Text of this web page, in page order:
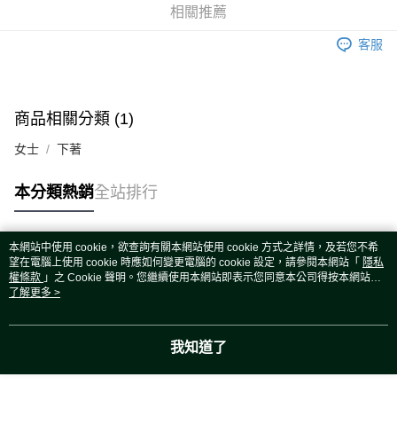
宅配(外島)
每筆NT$120，滿NT$5,000(含以上)免運費
相關推薦
客服
商品相關分類 (1)
女士 下著
本分類熱銷全站排行
熱門標籤
本網站中使用 cookie，欲查詢有關本網站使用 cookie 方式之詳情，及若您不希
望在電腦上使用 cookie 時應如何變更電腦的 cookie 設定，請參閱本網站「 隱私
權條款 」之 Cookie 聲明。您繼續使用本網站即表示您同意本公司得按本網站使
用條款之 Cookie 聲明使用 cookie。
了解更多 >
我知道了